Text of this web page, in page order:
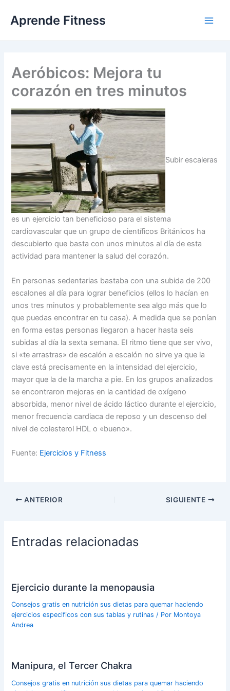
contenido
Aprende Fitness
Aeróbicos: Mejora tu
corazón en tres minutos
Subir escaleras
es un ejercicio tan beneficioso para el sistema
cardiovascular que un grupo de científicos Británicos ha
descubierto que basta con unos minutos al día de esta
actividad para mantener la salud del corazón.
En personas sedentarias bastaba con una subida de 200
escalones al día para lograr beneficios (ellos lo hacían en
unos tres minutos y probablemente sea algo más que lo
que puedas encontrar en tu casa). A medida que se ponían
en forma estas personas llegaron a hacer hasta seis
subidas al día la sexta semana. El ritmo tiene que ser vivo,
si «te arrastras» de escalón a escalón no sirve ya que la
clave está precisamente en la intensidad del ejercicio,
mayor que la de la marcha a pie. En los grupos analizados
se encontraron mejoras en la cantidad de oxígeno
absorbida, menor nivel de ácido láctico durante el ejercicio,
menor frecuencia cardiaca de reposo y un descenso del
nivel de colesterol HDL o «bueno».
Fuente: Ejercicios y Fitness
ANTERIOR SIGUIENTE
Entradas relacionadas
Ejercicio durante la menopausia
Consejos gratis en nutrición sus dietas para quemar haciendo
ejercicios especificos con sus tablas y rutinas / Por Montoya
Andrea
Manipura, el Tercer Chakra
Consejos gratis en nutrición sus dietas para quemar haciendo